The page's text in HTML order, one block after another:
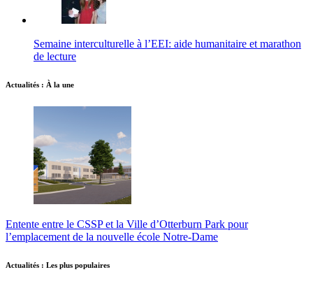
Semaine interculturelle à l’EEI: aide humanitaire et marathon
de lecture
Actualités : À la une
Entente entre le CSSP et la Ville d’Otterburn Park pour
l’emplacement de la nouvelle école Notre-Dame
Actualités : Les plus populaires